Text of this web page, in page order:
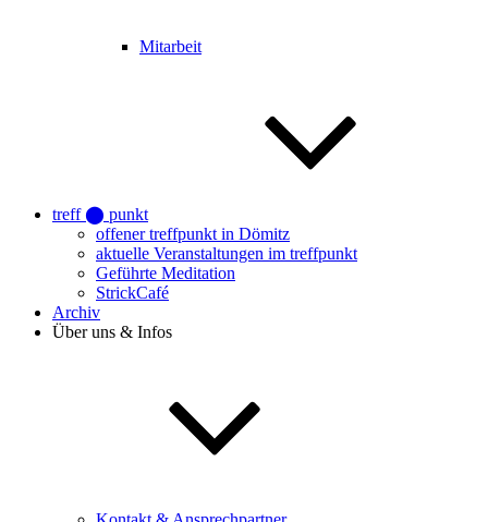
Mitarbeit
treff ⬤ punkt
offener treffpunkt in Dömitz
aktuelle Veranstaltungen im treffpunkt
Geführte Meditation
StrickCafé
Archiv
Über uns & Infos